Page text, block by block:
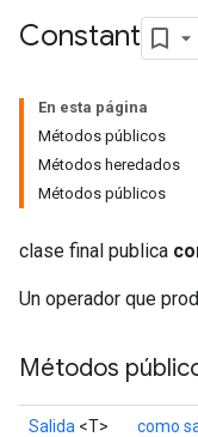
Constant
En esta página
Métodos públicos
Métodos heredados
Métodos públicos
clase final publica
Un operador que
Métodos
Salida <T> como